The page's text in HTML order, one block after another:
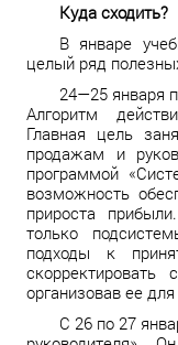
Куда сходить?
В январе
целый ряд
24—25 января
Алгоритм
Главная цель
продажам и
программой
возможность
прироста
только
подходы к
организовав ее
С 26 по 27